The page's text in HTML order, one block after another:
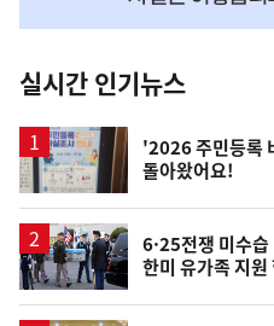
뉴
스
실시간 인기뉴스
'2026 주민등록
돌아왔어요!
6·25전쟁 미수
한미 유가족 지원